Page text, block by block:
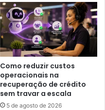
Como reduzir custos
operacionais na
recuperação de crédito
sem travar a escala
5 de agosto de 2026